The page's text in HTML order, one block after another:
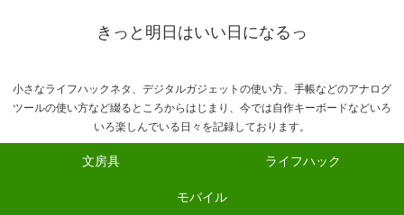
きっと明日はいい日になるっ
小さなライフハックネタ、デジタルガジェットの使い方、手帳などのアナログ
ツールの使い方など綴るところからはじまり、今では自作キーボードなどいろ
いろ楽しんでいる日々を記録しております。
文房具 ライフハック
モバイル